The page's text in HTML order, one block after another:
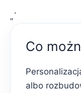
„`
Co
albo